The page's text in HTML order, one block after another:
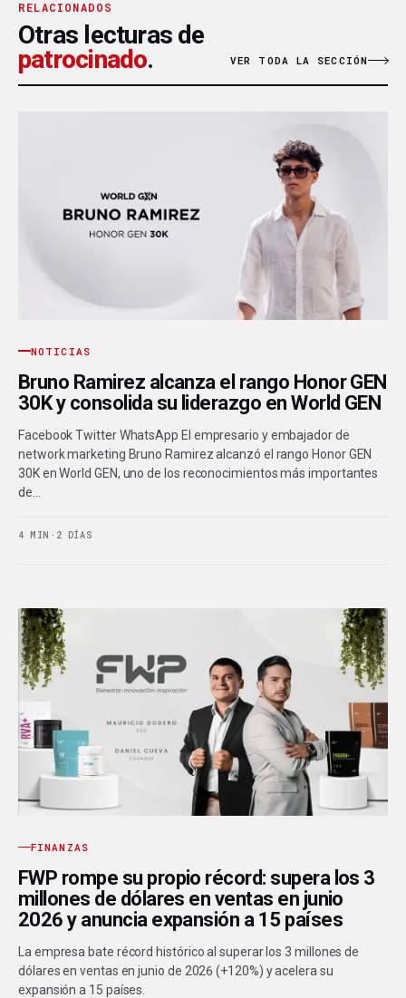
RELACIONADOS
Otras lecturas de
patrocinado. VER TODA LA SECCIÓN
NOTICIAS
Bruno Ramirez alcanza el rango Honor GEN
30K y consolida su liderazgo en World GEN
Facebook Twitter WhatsApp El empresario y embajador de
network marketing Bruno Ramirez alcanzó el rango Honor GEN
30K en World GEN, uno de los reconocimientos más importantes
de…
4 MIN · 2 DÍAS
FINANZAS
FWP rompe su propio récord: supera los 3
millones de dólares en ventas en junio
2026 y anuncia expansión a 15 países
La empresa bate récord histórico al superar los 3 millones de
dólares en ventas en junio de 2026 (+120%) y acelera su
expansión a 15 países.